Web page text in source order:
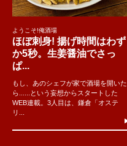
ようこそ!俺酒場
ほぼ刺身! 揚げ時間はわず
か5秒。生姜醤油でさっ
ぱ...
もし、あのシェフが家で酒場を開いた
ら......という妄想からスタートした
WEB連載。3人目は、鎌倉「オステ
リ...